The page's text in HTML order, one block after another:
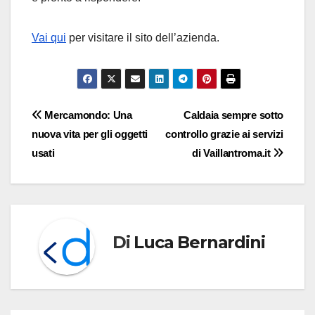
Vai qui per visitare il sito dell’azienda.
Navigazione
articoli
Caldaia sempre sotto
controllo grazie ai servizi
di Vaillantroma.it
Mercamondo: Una
nuova vita per gli oggetti
usati
Di Luca Bernardini